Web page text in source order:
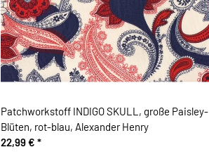
Patchworkstoff INDIGO SKULL, große Paisley-
Blüten, rot-blau, Alexander Henry
22,99 € *